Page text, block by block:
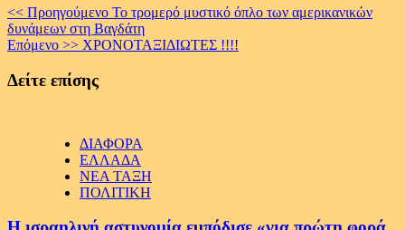
Continue
Reading
<< Προηγούμενο Το τρομερό μυστικό όπλο των αμερικανικών
δυνάμεων στη Βαγδάτη
Επόμενο >> ΧΡΟΝΟΤΑΞIΔΙΩΤΕΣ !!!!
Δείτε επίσης
ΔΙΑΦΟΡΑ
ΕΛΛΑΔΑ
ΝΕΑ ΤΑΞΗ
ΠΟΛΙΤΙΚΗ